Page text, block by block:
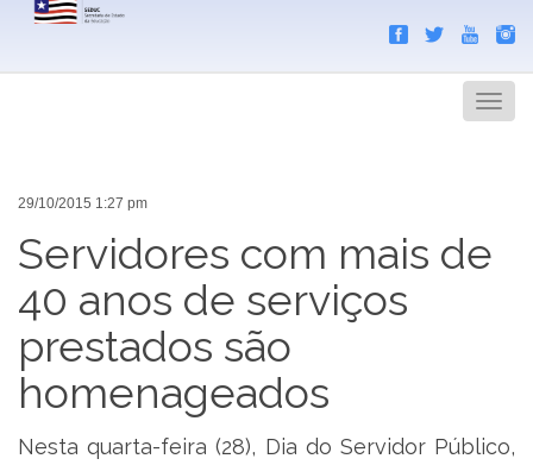
Menu
29/10/2015 1:27 pm
Servidores com mais de
40 anos de serviços
prestados são
homenageados
Nesta quarta-feira (28), Dia do Servidor Público,